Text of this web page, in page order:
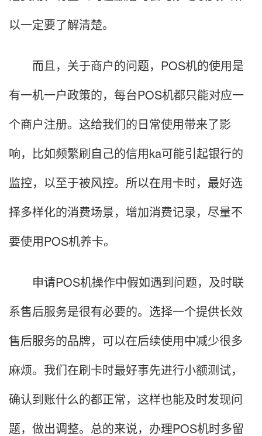
以一定要了解清楚。
而且，关于商户的问题，POS机的使用是
有一机一户政策的，每台POS机都只能对应一
个商户注册。这给我们的日常使用带来了影
响，比如频繁刷自己的信用ka可能引起银行的
监控，以至于被风控。所以在用卡时，最好选
择多样化的消费场景，增加消费记录，尽量不
要使用POS机养卡。
申请POS机操作中假如遇到问题，及时联
系售后服务是很有必要的。选择一个提供长效
售后服务的品牌，可以在后续使用中减少很多
麻烦。我们在刷卡时最好事先进行小额测试，
确认到账什么的都正常，这样也能及时发现问
题，做出调整。总的来说，办理POS机时多留